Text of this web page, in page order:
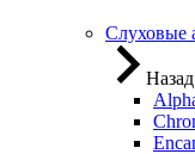
Слуховые
Назад